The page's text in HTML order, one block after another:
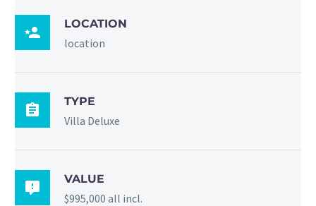

LOCATION
location

TYPE
Villa Deluxe

VALUE
$995,000 all incl.